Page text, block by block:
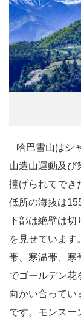
哈巴雪山はシ
山造山運動及び
擡げられてでき
低所の海抜は
下部は絶壁は切
を見せています
帯、寒温帯、寒
でゴールデン花
向かい合ってい
です。モンスー